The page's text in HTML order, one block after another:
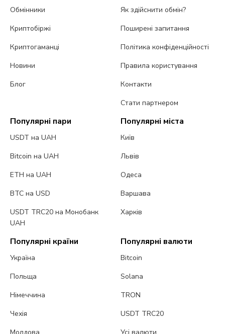
Обмінники
Криптобіржі
Криптогаманці
Новини
Блог
Як здійснити обмін?
Поширені запитання
Політика конфіденційності
Правила користування
Контакти
Стати партнером
Популярні пари
USDT на UAH
Bitcoin на UAH
ETH на UAH
BTC на USD
USDT TRC20 на Монобанк
UAH
Популярні міста
Київ
Львів
Одеса
Варшава
Харків
Популярні країни
Україна
Польща
Німеччина
Чехія
Популярні валюти
Bitcoin
Solana
TRON
USDT TRC20